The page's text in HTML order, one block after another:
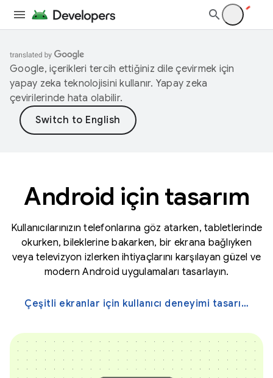
Google, içerikleri tercih ettiğiniz dile çevirmek için
yapay zeka teknolojisini kullanır. Yapay zeka
çevirilerinde hata olabilir.
Android için tasarım
Kullanıcılarınızın telefonlarına göz atarken, tabletlerinde
okurken, bileklerine bakarken, bir ekrana bağlıyken
veya televizyon izlerken ihtiyaçlarını karşılayan güzel ve
modern Android uygulamaları tasarlayın.
Çeşitli ekranlar için kullanıcı deneyimi tasarımlarından ilham alın →